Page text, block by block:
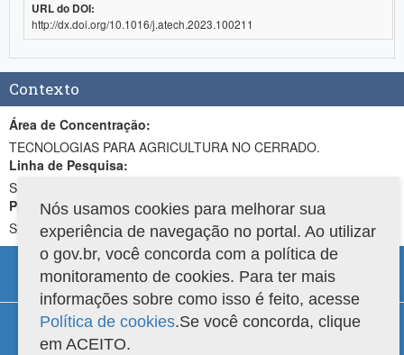
URL do DOI:
http://dx.doi.org/10.1016/j.atech.2023.100211
Contexto
Área de Concentração:
TECNOLOGIAS PARA AGRICULTURA NO CERRADO.
Linha de Pesquisa:
SISTEMAS PRODUTIVOS NO CERRADO
Projeto de Pesquisa:
Sistemas de produção de hortaliças
Compatibilidade
Versão do sistema: 3.88.9
Nós usamos cookies para melhorar sua
experiência de navegação no portal. Ao utilizar
o gov.br, você concorda com a política de
monitoramento de cookies. Para ter mais
informações sobre como isso é feito, acesse
Política de cookies.Se você concorda, clique
em ACEITO.